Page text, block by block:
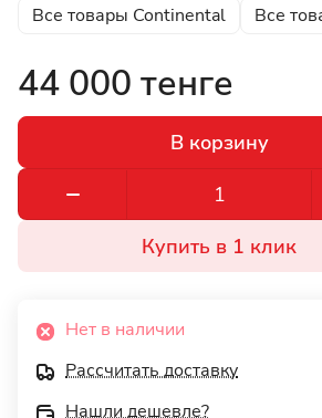
Все товары Continental Все
44 000 тенге
В корзину
Купить в 1 клик
Нет в наличии
Рассчитать доставку
Нашли дешевле?